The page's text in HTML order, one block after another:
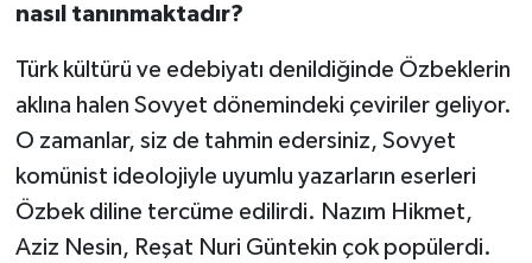
nasıl tanınmaktadır?
Türk kültürü ve edebiyatı denildiğinde Özbeklerin
aklına halen Sovyet dönemindeki çeviriler geliyor.
O zamanlar, siz de tahmin edersiniz, Sovyet
komünist ideolojiyle uyumlu yazarların eserleri
Özbek diline tercüme edilirdi. Nazım Hikmet,
Aziz Nesin, Reşat Nuri Güntekin çok popülerdi.